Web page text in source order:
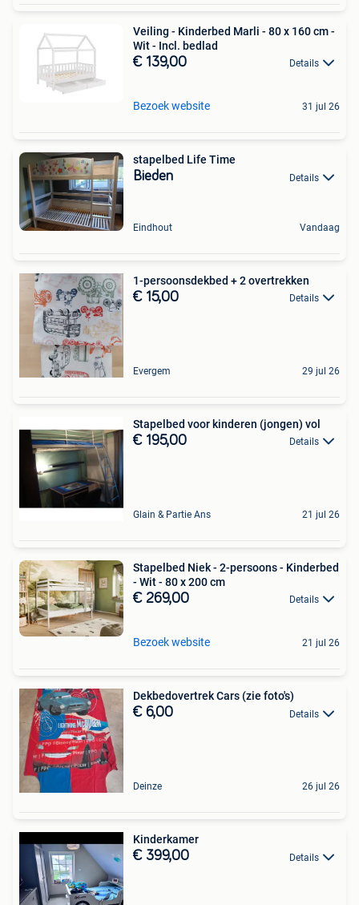
Veiling - Kinderbed Marli - 80 x 160 cm -
Wit - Incl. bedlad
€ 139,00 Details
Bezoek website 31 jul 26
stapelbed Life Time
Bieden Details
Eindhout Vandaag
1-persoonsdekbed + 2 overtrekken
€ 15,00 Details
Evergem 29 jul 26
Stapelbed voor kinderen (jongen) vol
€ 195,00 Details
Glain & Partie Ans 21 jul 26
Stapelbed Niek - 2-persoons - Kinderbed
- Wit - 80 x 200 cm
€ 269,00 Details
Bezoek website 21 jul 26
Dekbedovertrek Cars (zie foto's)
€ 6,00 Details
Deinze 26 jul 26
Kinderkamer
€ 399,00 Details